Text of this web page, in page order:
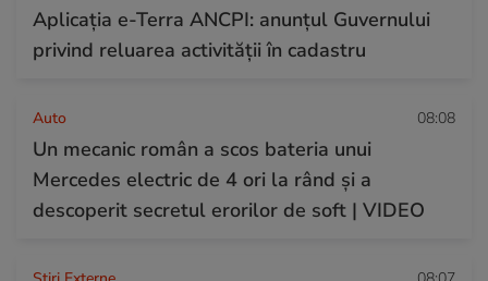
Aplicația e-Terra ANCPI: anunțul Guvernului
privind reluarea activității în cadastru
Auto 08:08
Un mecanic român a scos bateria unui
Mercedes electric de 4 ori la rând și a
descoperit secretul erorilor de soft | VIDEO